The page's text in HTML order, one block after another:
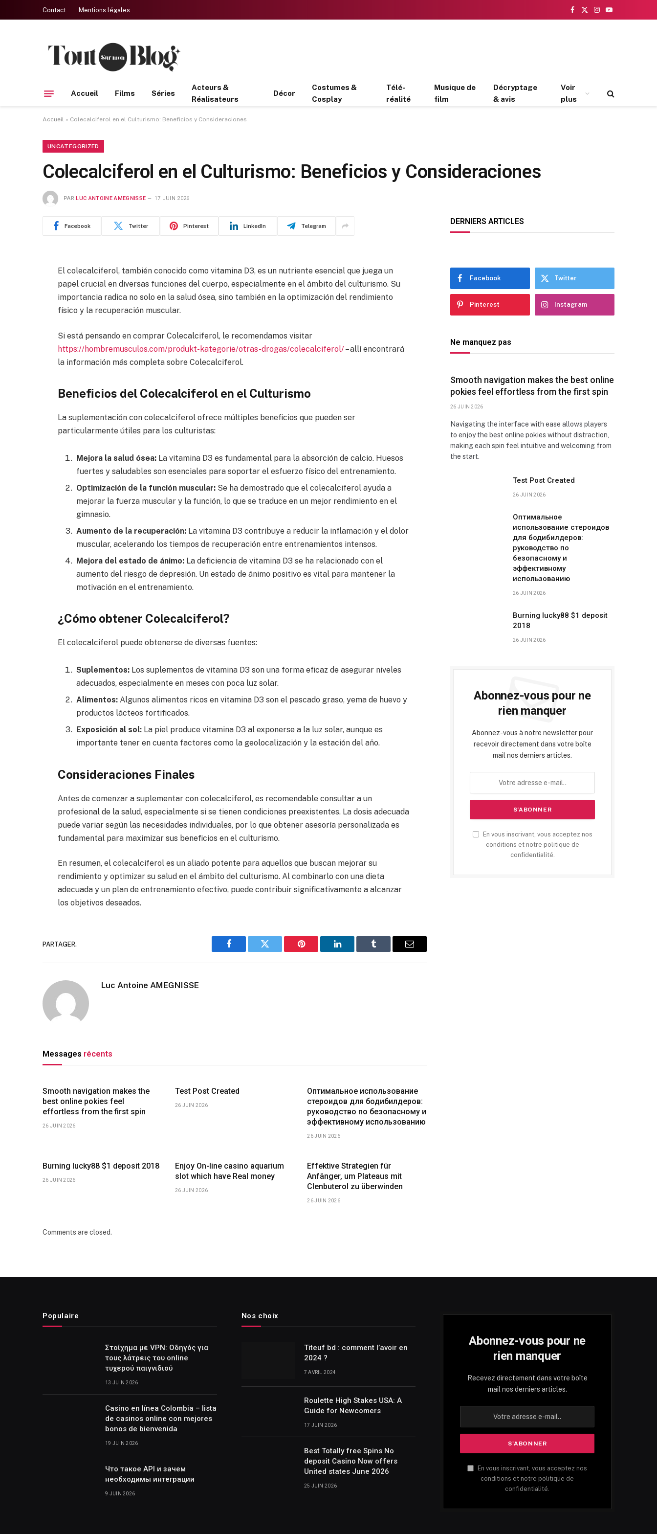
Contact Mentions légales
Facebook
X
Instagram
YouTube
Accueil Films Séries
Acteurs &
Réalisateurs
Décor
Costumes &
Cosplay
Télé-
réalité
Musique de
film
Décryptage
& avis
Voir
plus
Accueil » Colecalciferol en el Culturismo: Beneficios y Consideraciones
UNCATEGORIZED
Colecalciferol en el Culturismo: Beneficios y Consideraciones
PAR LUC ANTOINE AMEGNISSE 17 JUIN 2026
Facebook Twitter Pinterest LinkedIn Telegram
El colecalciferol, también conocido como vitamina D3, es un nutriente esencial que juega un
papel crucial en diversas funciones del cuerpo, especialmente en el ámbito del culturismo. Su
importancia radica no solo en la salud ósea, sino también en la optimización del rendimiento
físico y la recuperación muscular.
Si está pensando en comprar Colecalciferol, le recomendamos visitar
https://hombremusculos.com/produkt-kategorie/otras-drogas/colecalciferol/– allí encontrará
la información más completa sobre Colecalciferol.
Beneficios del Colecalciferol en el Culturismo
La suplementación con colecalciferol ofrece múltiples beneficios que pueden ser
particularmente útiles para los culturistas:
Mejora la salud ósea:La vitamina D3 es fundamental para la absorción de calcio. Huesos
fuertes y saludables son esenciales para soportar el esfuerzo físico del entrenamiento.
Optimización de la función muscular:Se ha demostrado que el colecalciferol ayuda a
mejorar la fuerza muscular y la función, lo que se traduce en un mejor rendimiento en el
gimnasio.
Aumento de la recuperación:La vitamina D3 contribuye a reducir la inflamación y el dolor
muscular, acelerando los tiempos de recuperación entre entrenamientos intensos.
Mejora del estado de ánimo:La deficiencia de vitamina D3 se ha relacionado con el
aumento del riesgo de depresión. Un estado de ánimo positivo es vital para mantener la
motivación en el entrenamiento.
¿Cómo obtener Colecalciferol?
El colecalciferol puede obtenerse de diversas fuentes:
Suplementos:Los suplementos de vitamina D3 son una forma eficaz de asegurar niveles
adecuados, especialmente en meses con poca luz solar.
Alimentos:Algunos alimentos ricos en vitamina D3 son el pescado graso, yema de huevo y
productos lácteos fortificados.
Exposición al sol:La piel produce vitamina D3 al exponerse a la luz solar, aunque es
importante tener en cuenta factores como la geolocalización y la estación del año.
Consideraciones Finales
Antes de comenzar a suplementar con colecalciferol, es recomendable consultar a un
profesional de la salud, especialmente si se tienen condiciones preexistentes. La dosis adecuada
puede variar según las necesidades individuales, por lo que obtener asesoría personalizada es
fundamental para maximizar sus beneficios en el culturismo.
En resumen, el colecalciferol es un aliado potente para aquellos que buscan mejorar su
rendimiento y optimizar su salud en el ámbito del culturismo. Al combinarlo con una dieta
adecuada y un plan de entrenamiento efectivo, puede contribuir significativamente a alcanzar
los objetivos deseados.
PARTAGER.
Facebook Twitter Pinterest LinkedIn Tumblr Email
Luc Antoine AMEGNISSE
Messages récents
Smooth navigation makes the
best online pokies feel
effortless from the first spin
26 JUIN 2026
Test Post Created
26 JUIN 2026
Оптимальное использование
стероидов для бодибилдеров:
руководство по безопасному и
эффективному использованию
26 JUIN 2026
Burning lucky88 $1 deposit 2018
26 JUIN 2026
Enjoy On-line casino aquarium
slot which have Real money
26 JUIN 2026
Effektive Strategien für
Anfänger, um Plateaus mit
Clenbuterol zu überwinden
26 JUIN 2026
Comments are closed.
DERNIERS ARTICLES
Facebook Twitter
Pinterest Instagram
Ne manquez pas
Smooth navigation makes the best online
pokies feel effortless from the first spin
26 JUIN 2026
Navigating the interface with ease allows players
to enjoy the best online pokies without distraction,
making each spin feel intuitive and welcoming from
the start.
Test Post Created
26 JUIN 2026
Оптимальное
использование стероидов
для бодибилдеров:
руководство по
безопасному и
эффективному
использованию
26 JUIN 2026
Burning lucky88 $1 deposit
2018
26 JUIN 2026
Abonnez-vous pour ne
rien manquer
Abonnez-vous à notre newsletter pour
recevoir directement dans votre boîte
mail nos derniers articles.
En vous inscrivant, vous acceptez nos
conditions et notre politique de
confidentialité.
Populaire
Στοίχημα με VPN: Οδηγός για
τους λάτρεις του online
τυχερού παιγνιδιού
13 JUIN 2026
Casino en línea Colombia – lista
de casinos online con mejores
bonos de bienvenida
19 JUIN 2026
Что такое API и зачем
необходимы интеграции
9 JUIN 2026
Nos choix
Titeuf bd : comment l’avoir en
2024 ?
7 AVRIL 2024
Roulette High Stakes USA: A
Guide for Newcomers
17 JUIN 2026
Best Totally free Spins No
deposit Casino Now offers
United states June 2026
25 JUIN 2026
Abonnez-vous pour ne
rien manquer
Recevez directement dans votre boîte
mail nos derniers articles.
En vous inscrivant, vous acceptez nos
conditions et notre politique de
confidentialité.